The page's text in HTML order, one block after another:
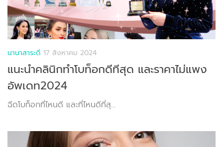
นานาสาระดี 17 สิงหาคม 2024
แนะนำคลินิกทำโบท็อกดีทีสุด และราคาไม่แพง
อัพเดท2024
ฉีดโบท็อกที่ไหนดี และที่ไหนดีที่สุ...